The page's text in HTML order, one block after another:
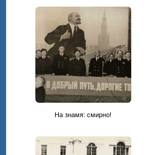
На знамя: смирно!